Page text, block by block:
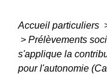
Accueil particuliers
> Prélèvements
s'applique la
pour l'autonomie